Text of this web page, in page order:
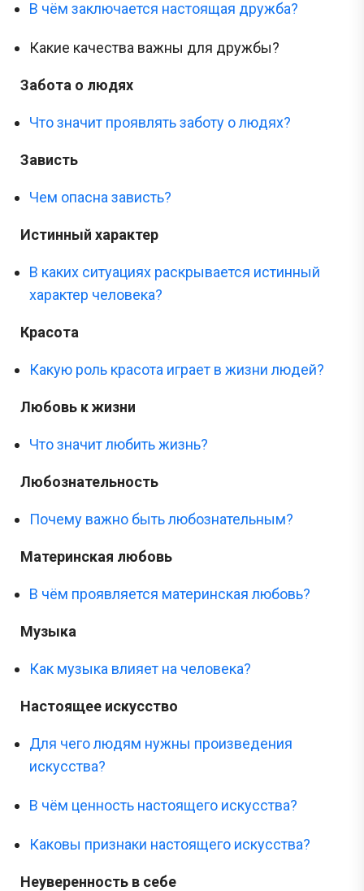
В чём заключается настоящая дружба?
Какие качества важны для дружбы?
Забота о людях
Что значит проявлять заботу о людях?
Зависть
Чем опасна зависть?
Истинный характер
В каких ситуациях раскрывается истинный
характер человека?
Красота
Какую роль красота играет в жизни людей?
Любовь к жизни
Что значит любить жизнь?
Любознательность
Почему важно быть любознательным?
Материнская любовь
В чём проявляется материнская любовь?
Музыка
Как музыка влияет на человека?
Настоящее искусство
Для чего людям нужны произведения
искусства?
В чём ценность настоящего искусства?
Каковы признаки настоящего искусства?
Неуверенность в себе